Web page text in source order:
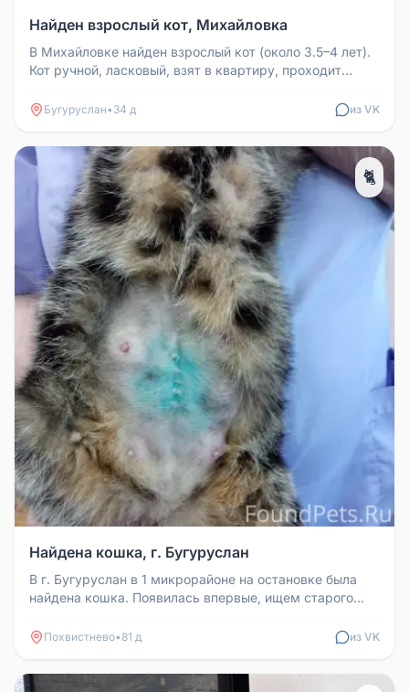
Найден взрослый кот, Михайловка
В Михайловке найден взрослый кот (около 3.5–4 лет).
Кот ручной, ласковый, взят в квартиру, проходит
Бугуруслан• 34 д из VK
🐈
Найдена кошка, г. Бугуруслан
В г. Бугуруслан в 1 микрорайоне на остановке была
найдена кошка. Появилась впервые, ищем старого
Похвистнево• 81 д из VK